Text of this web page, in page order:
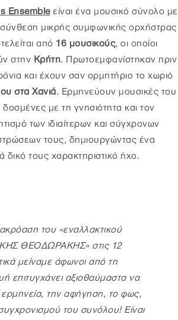
Ensembleείναι ένα μουσικό σύνολο με
μικρής συμφωνικής ορχήστρας
από 16 μουσικούς, οι οποίοι
στην Κρήτη. Πρωτοεμφανίστηκαν πριν
και έχουν σαν ορμητήριο το χωριό
στα Χανιά. Ερμηνεύουν μουσικές του
με τη γνησιότητα και τον
των ιδιαίτερων και σύγχρονων
τους, δημιουργώντας ένα
δικό τους χαρακτηριστικό ήχο.
του «εναλλακτικού
ΘΕΟΔΩΡΑΚΗΣ» στις 12
μείναμε άφωνοι από τη
επιτυγχάνει αξιοθαύμαστα να
ερμηνεία, την αφήγηση, το φως,
του συνόλου! Είναι